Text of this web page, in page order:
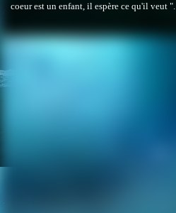
coeur est un enfant, il espère ce qu'il veut ".